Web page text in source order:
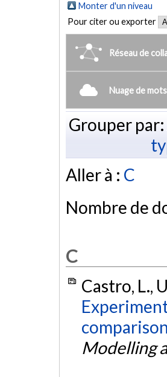
Monter d'un niveau
Pour citer ou exporter
Réseau de
Nuage de mots
Grouper par:
Aller à : C
Nombre de
C
Castro, L.,
Modelling